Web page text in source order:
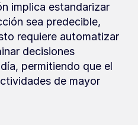
implica estandarizar
sea predecible,
requiere automatizar
decisiones
permitiendo que el
de mayor